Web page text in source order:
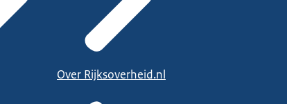
Over Rijksoverheid.nl